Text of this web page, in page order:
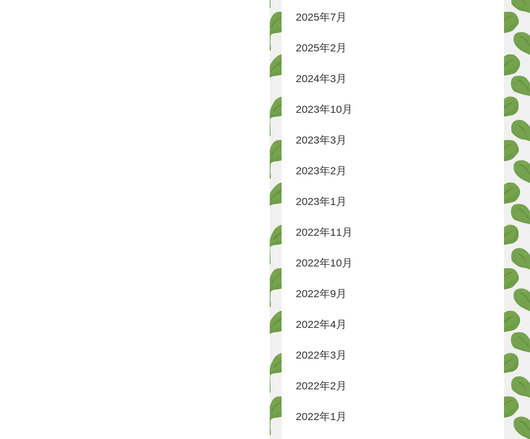
2025年7月
2025年2月
2024年3月
2023年10月
2023年3月
2023年2月
2023年1月
2022年11月
2022年10月
2022年9月
2022年4月
2022年3月
2022年2月
2022年1月